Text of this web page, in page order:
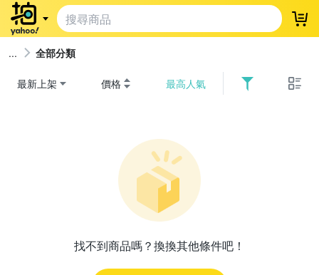
登
全部分類
最新上架 價格 最高人氣
找不到商品嗎？換換其他條件吧！